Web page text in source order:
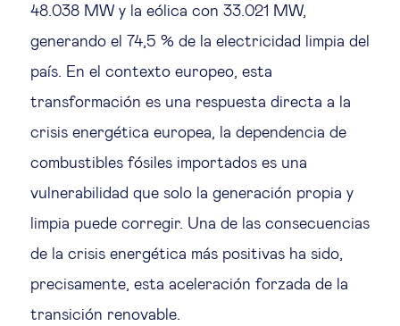
48.038 MW y la eólica con 33.021 MW,
generando el 74,5 % de la electricidad limpia del
país. En el contexto europeo, esta
transformación es una respuesta directa a la
crisis energética europea, la dependencia de
combustibles fósiles importados es una
vulnerabilidad que solo la generación propia y
limpia puede corregir. Una de las consecuencias
de la crisis energética más positivas ha sido,
precisamente, esta aceleración forzada de la
transición renovable.